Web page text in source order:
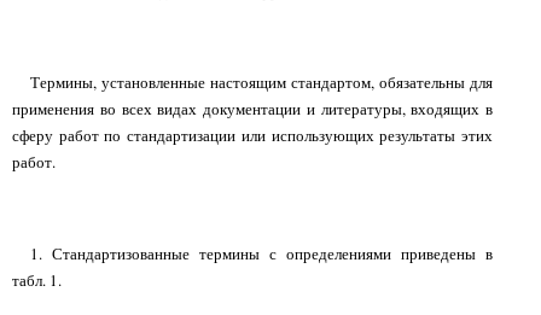
Термины, установленные настоящим стандартом, обязательны для
применения во всех видах документации и литературы, входящих в
сферу работ по стандартизации или использующих результаты этих
работ.
1. Стандартизованные термины с определениями приведены в
табл. 1.